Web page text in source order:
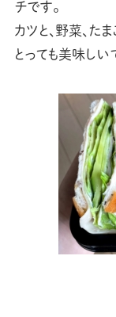
チです。
カツと、野菜、た
とっても美味しい